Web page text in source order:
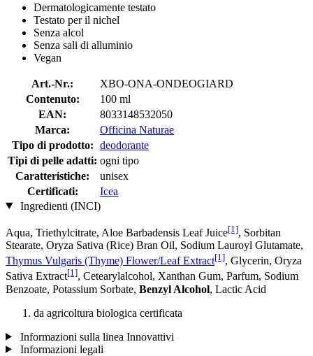
Dermatologicamente testato
Testato per il nichel
Senza alcol
Senza sali di alluminio
Vegan
Art.-Nr.:
XBO-ONA-ONDEOGIARD
Contenuto:
100 ml
EAN:
8033148532050
Marca:
Officina Naturae
Tipo di prodotto: deodorante
Tipi di pelle adatti: ogni tipo
Caratteristiche:
unisex
Certificati:
Icea
Ingredienti (INCI)
Aqua, Triethylcitrate, Aloe Barbadensis Leaf Juice[1], Sorbitan
Stearate, Oryza Sativa (Rice) Bran Oil, Sodium Lauroyl Glutamate,
Thymus Vulgaris (Thyme) Flower/Leaf Extract[1], Glycerin, Oryza
Sativa Extract[1], Cetearylalcohol, Xanthan Gum, Parfum, Sodium
Benzoate, Potassium Sorbate, Benzyl Alcohol, Lactic Acid
da agricoltura biologica certificata
Informazioni sulla linea Innovattivi
Informazioni legali